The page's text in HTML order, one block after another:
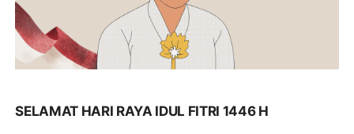
SELAMAT HARI RAYA IDUL FITRI 1446 H